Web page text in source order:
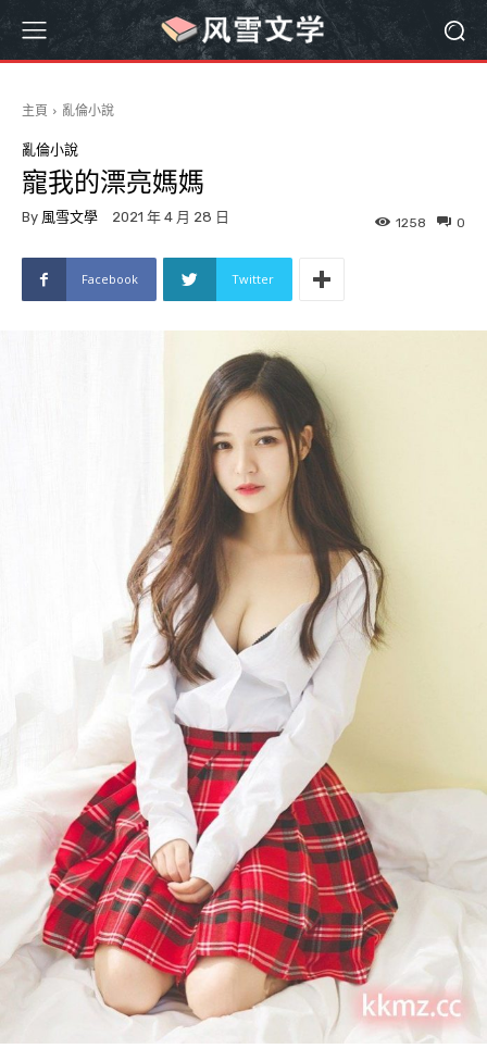
主頁 亂倫小說
亂倫小說
寵我的漂亮媽媽
By 風雪文學 2021 年 4 月 28 日 0
1258
Facebook Twitter